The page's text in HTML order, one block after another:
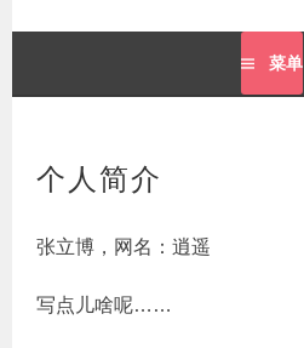
菜单
个人简介
张立博，网名：逍遥
写点儿啥呢……